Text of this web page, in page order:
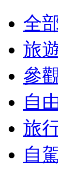
全
旅
參
自
旅
自